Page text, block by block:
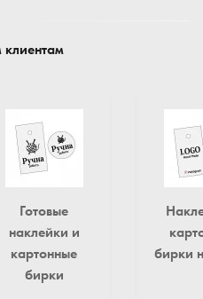
Готовые
наклейки и
картонные
бирки
бирки